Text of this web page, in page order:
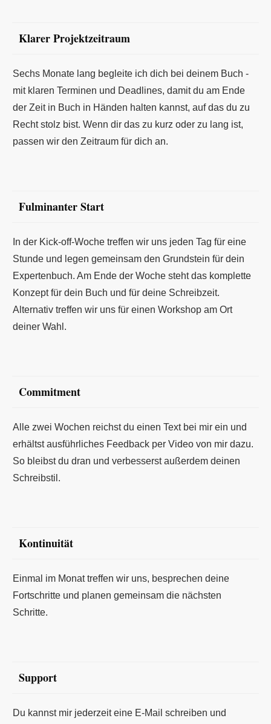
Klarer Projektzeitraum
Sechs Monate lang begleite ich dich bei deinem Buch -
mit klaren Terminen und Deadlines, damit du am Ende
der Zeit in Buch in Händen halten kannst, auf das du zu
Recht stolz bist. Wenn dir das zu kurz oder zu lang ist,
passen wir den Zeitraum für dich an.
Fulminanter Start
In der Kick-off-Woche treffen wir uns jeden Tag für eine
Stunde und legen gemeinsam den Grundstein für dein
Expertenbuch. Am Ende der Woche steht das komplette
Konzept für dein Buch und für deine Schreibzeit.
Alternativ treffen wir uns für einen Workshop am Ort
deiner Wahl.
Commitment
Alle zwei Wochen reichst du einen Text bei mir ein und
erhältst ausführliches Feedback per Video von mir dazu.
So bleibst du dran und verbesserst außerdem deinen
Schreibstil.
Kontinuität
Einmal im Monat treffen wir uns, besprechen deine
Fortschritte und planen gemeinsam die nächsten
Schritte.
Support
Du kannst mir jederzeit eine E-Mail schreiben und